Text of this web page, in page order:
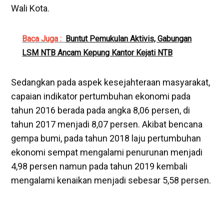
Wali Kota.
Baca Juga : Buntut Pemukulan Aktivis, Gabungan
LSM NTB Ancam Kepung Kantor Kejati NTB
Sedangkan pada aspek kesejahteraan masyarakat,
capaian indikator pertumbuhan ekonomi pada
tahun 2016 berada pada angka 8,06 persen, di
tahun 2017 menjadi 8,07 persen. Akibat bencana
gempa bumi, pada tahun 2018 laju pertumbuhan
ekonomi sempat mengalami penurunan menjadi
4,98 persen namun pada tahun 2019 kembali
mengalami kenaikan menjadi sebesar 5,58 persen.